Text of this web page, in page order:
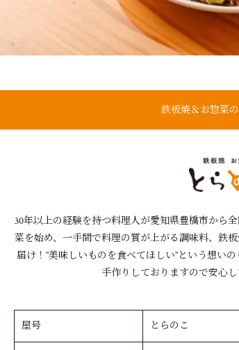
鉄板焼＆お惣菜
30年以上の経験を持つ料理人が愛知県豊橋市から
菜を始め、一手間で料理の質が上がる調味料、鉄
届け！”美味しいものを食べてほしい”という想い
手作りしておりますので安心
屋号 とらのこ